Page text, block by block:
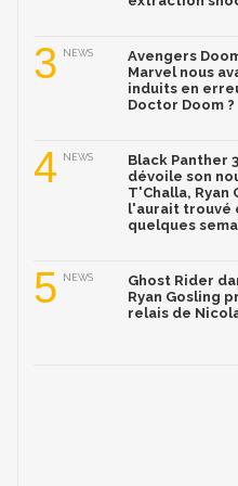
3 NEWS
Avengers
Marvel nous
induits en
Doctor Doom ?
4 NEWS
Black Panther
dévoile son
T'Challa, Ryan
l'aurait trouvé
quelques
5 NEWS
Ghost Rider
Ryan Gosling
relais de